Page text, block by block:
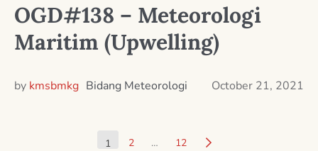
OGD#138 – Meteorologi
Maritim (Upwelling)
October 21, 2021
by kmsbmkg Bidang Meteorologi
1 2 … 12